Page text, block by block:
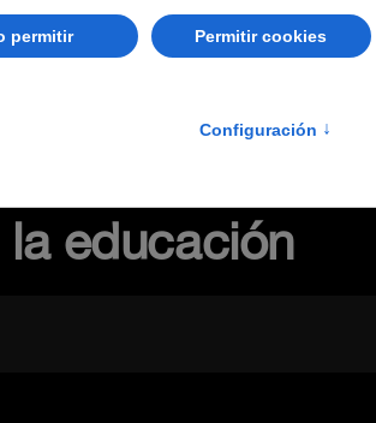
Diseño
educación